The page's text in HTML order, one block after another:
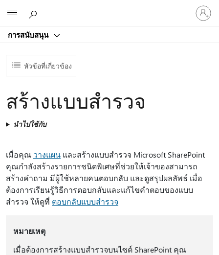
การสนับสนุน
ลงชื่อ
เข้า
บัญชี
หัวข้อที่เกี่ยวข้อง
สร้างแบบสำรวจ
นำไปใช้กับ
เมื่อคุณ วางแผน และสร้างแบบสํารวจ Microsoft SharePoint
คุณกําลังสร้างรายการชนิดพิเศษที่ช่วยให้เจ้าของสามารถ
สร้างคําถาม มีผู้ใช้หลายคนตอบกลับ และดูสรุปผลลัพธ์ เมื่อ
ต้องการเรียนรู้วิธีการตอบกลับและแก้ไขคําตอบของแบบ
สํารวจ ให้ดูที่ ตอบกลับแบบสํารวจ
หมายเหตุ
เมื่อต้องการสร้างแบบสํารวจบนไซต์ SharePoint คุณ